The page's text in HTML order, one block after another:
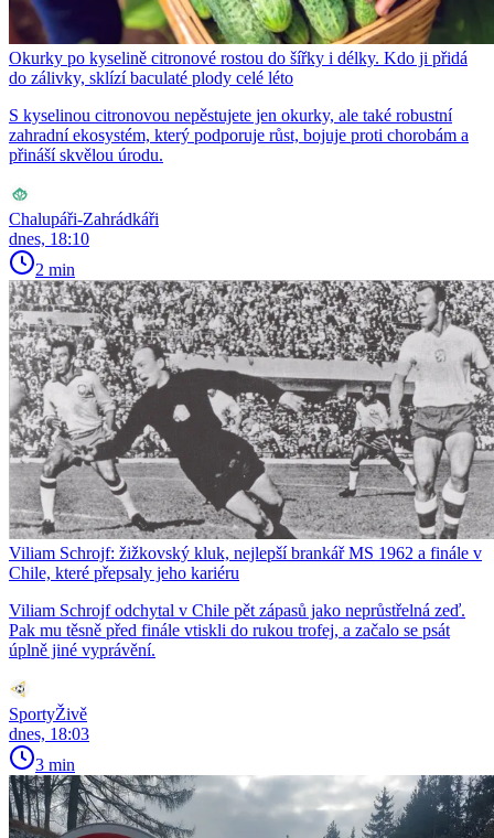
Okurky po kyselině citronové rostou do šířky i délky. Kdo ji přidá
do zálivky, sklízí baculaté plody celé léto
S kyselinou citronovou nepěstujete jen okurky, ale také robustní
zahradní ekosystém, který podporuje růst, bojuje proti chorobám a
přináší skvělou úrodu.
Chalupáři-Zahrádkáři
dnes, 18:10
2 min
Viliam Schrojf: žižkovský kluk, nejlepší brankář MS 1962 a finále v
Chile, které přepsaly jeho kariéru
Viliam Schrojf odchytal v Chile pět zápasů jako neprůstřelná zeď.
Pak mu těsně před finále vtiskli do rukou trofej, a začalo se psát
úplně jiné vyprávění.
SportyŽivě
dnes, 18:03
3 min